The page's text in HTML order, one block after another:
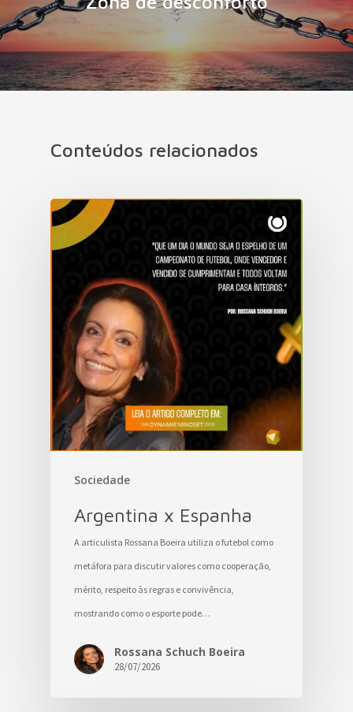
Conteúdos relacionados
Sociedade
Argentina x Espanha
A articulista Rossana Boeira utiliza o futebol como
metáfora para discutir valores como cooperação,
mérito, respeito às regras e convivência,
mostrando como o esporte pode…
Rossana Schuch Boeira
28/07/2026